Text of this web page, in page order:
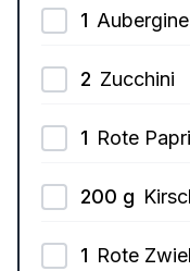
1 Aubergine
2 Zucchini
1 Rote
200 g
1 Rote